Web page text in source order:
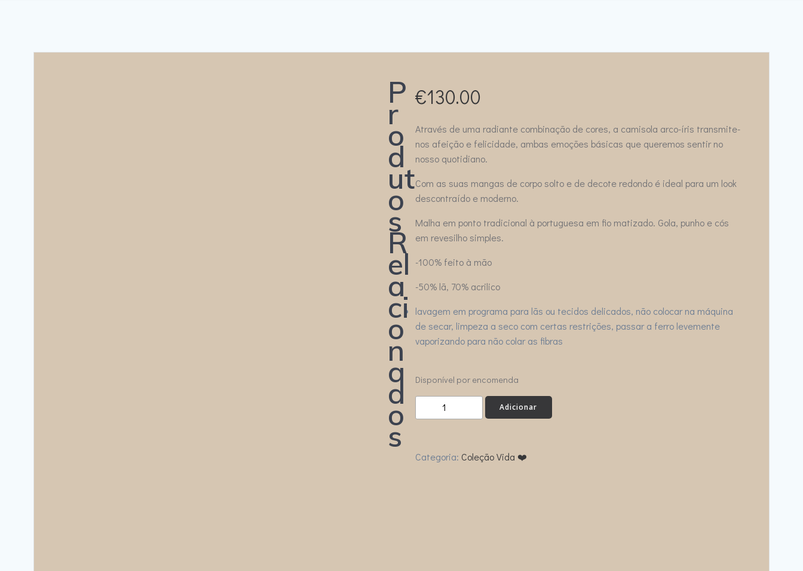
€130.00
Através de uma radiante combinação de cores, a camisola arco-íris transmite-
nos afeição e felicidade, ambas emoções básicas que queremos sentir no
nosso quotidiano.
Com as suas mangas de corpo solto e de decote redondo é ideal para um look
descontraído e moderno.
Malha em ponto tradicional à portuguesa em fio matizado. Gola, punho e cós
em revesilho simples.
-100% feito à mão
-50% lã, 70% acrilico
lavagem em programa para lãs ou tecidos delicados, não colocar na máquina
de secar, limpeza a seco com certas restrições, passar a ferro levemente
vaporizando para não colar as fibras
Disponível por encomenda
Quantidade
de
ÍRIS
Adicionar
Categoria: Coleção Vida ❤️
P
r
o
d
ut
o
s
R
el
a
ci
o
n
a
d
o
s